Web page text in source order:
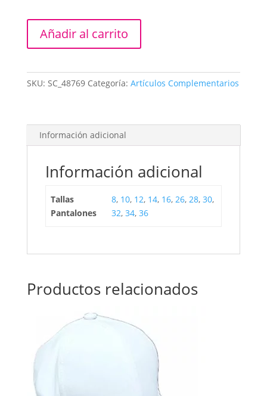
AzulAñadir al carrito
SKU: SC_48769 Categoría: Artículos Complementarios
Información adicional
Información adicional
Tallas
Pantalones
8, 10, 12, 14, 16, 26, 28, 30,
32, 34, 36
Productos relacionados